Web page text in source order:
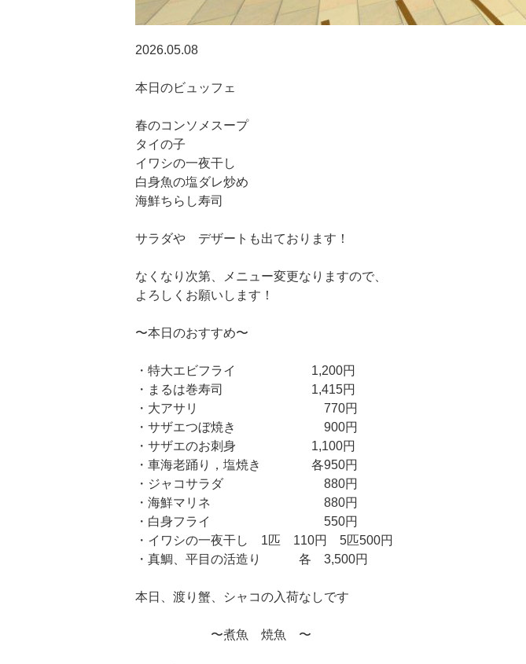
2026.05.08
本日のビュッフェ
春のコンソメスープ
タイの子
イワシの一夜干し
白身魚の塩ダレ炒め
海鮮ちらし寿司
サラダや デザートも出ております！
なくなり次第、メニュー変更なりますので、
よろしくお願いします！
〜本日のおすすめ〜
・特大エビフライ 1,200円
・まるは巻寿司 1,415円
・大アサリ 770円
・サザエつぼ焼き 900円
・サザエのお刺身 1,100円
・車海老踊り，塩焼き 各950円
・ジャコサラダ 880円
・海鮮マリネ 880円
・白身フライ 550円
・イワシの一夜干し 1匹 110円 5匹500円
・真鯛、平目の活造り 各 3,500円
本日、渡り蟹、シャコの入荷なしです
〜煮魚 焼魚 〜